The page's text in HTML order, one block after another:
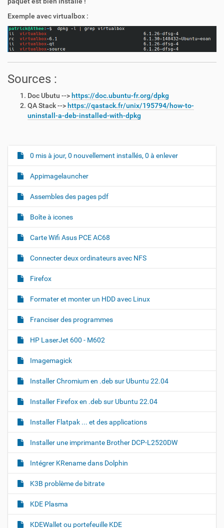
Exemple avec virtualbox :
Sources :
Doc Ubutu --> https://doc.ubuntu-fr.org/dpkg
QA Stack --> https://qastack.fr/unix/195794/how-to-
uninstall-a-deb-installed-with-dpkg
N
a
v
g
a
t
i
o
n
0 mis à jour, 0 nouvellement installés, 0 à enlever
Appimagelauncher
Assembles des pages pdf
Boîte à icones
Carte Wifi Asus PCE AC68
Connecter deux ordinateurs avec NFS
Firefox
Formater et monter un HDD avec Linux
Franciser des programmes
HP LaserJet 600 - M602
Imagemagick
Installer Chromium en .deb sur Ubuntu 22.04
Installer Firefox en .deb sur Ubuntu 22.04
Installer Flatpak ... et des applications
Installer une imprimante Brother DCP-L2520DW
Intégrer KRename dans Dolphin
K3B problème de bitrate
KDE Plasma
KDEWallet ou portefeuille KDE